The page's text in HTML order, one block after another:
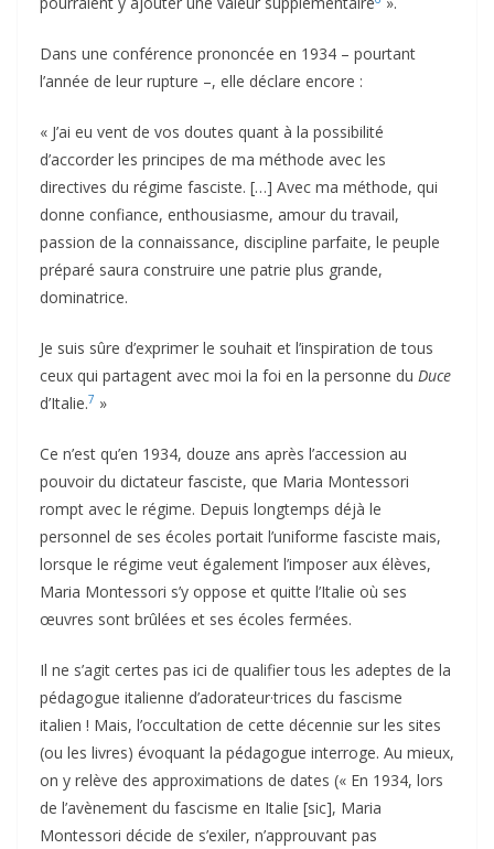
Dans une conférence prononcée en 1934 – pourtant
l’année de leur rupture –, elle déclare encore :
« J’ai eu vent de vos doutes quant à la possibilité
d’accorder les principes de ma méthode avec les
directives du régime fasciste. […] Avec ma méthode, qui
donne confiance, enthousiasme, amour du travail,
passion de la connaissance, discipline parfaite, le peuple
préparé saura construire une patrie plus grande,
dominatrice.
Je suis sûre d’exprimer le souhait et l’inspiration de tous
ceux qui partagent avec moi la foi en la personne du Duce
d’Italie.7 »
Ce n’est qu’en 1934, douze ans après l’accession au
pouvoir du dictateur fasciste, que Maria Montessori
rompt avec le régime. Depuis longtemps déjà le
personnel de ses écoles portait l’uniforme fasciste mais,
lorsque le régime veut également l’imposer aux élèves,
Maria Montessori s’y oppose et quitte l’Italie où ses
œuvres sont brûlées et ses écoles fermées.
Il ne s’agit certes pas ici de qualifier tous les adeptes de la
pédagogue italienne d’adorateur·trices du fascisme
italien ! Mais, l’occultation de cette décennie sur les sites
(ou les livres) évoquant la pédagogue interroge. Au mieux,
on y relève des approximations de dates (« En 1934, lors
de l’avènement du fascisme en Italie [sic], Maria
Montessori décide de s’exiler, n’approuvant pas